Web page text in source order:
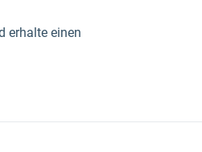
erhalte einen